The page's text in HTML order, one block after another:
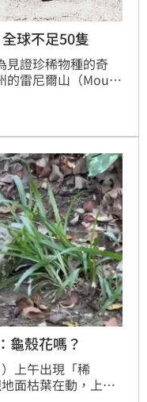
球不足50隻
見證珍稀物種的奇
的雷尼爾山（Mount
隻生物外型奇特。
危的喀斯喀特紅狐
喜。最新研究甚至
相當嚴峻。
龜殼花嗎？
上午出現「稀
面枯葉在動，上前